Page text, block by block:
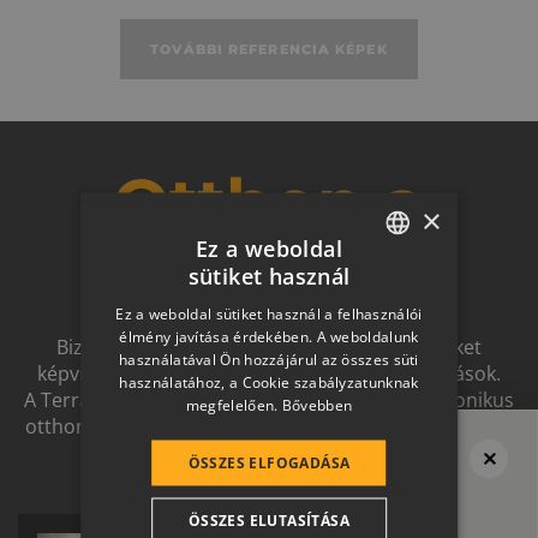
TOVÁBBI REFERENCIA KÉPEK
Megvan a tető?
Ne felejtsd el
Otthon a
jövőben
Biztonságot nyújtó, és magas esztétikai értéket
képviselő, egymással szinergiát alkotó megoldások.
A Terrán ernyőmárkának köszönhetően a harmonikus
otthon átfogó, egymásra épülő rendszerelemek révén
ölthet formát.
HUNGARIAN
SLOVAK
GERMAN
ROMANIAN
CROATIAN
SR
×
Ez a weboldal
sütiket használ
Ez a weboldal sütiket használ a felhasználói
élmény javítása érdekében. A weboldalunk
használatával Ön hozzájárul az összes süti
használatához, a Cookie szabályzatunknak
megfelelően. Bővebben
ÖSSZES ELFOGADÁSA
ÖSSZES ELUTASÍTÁSA